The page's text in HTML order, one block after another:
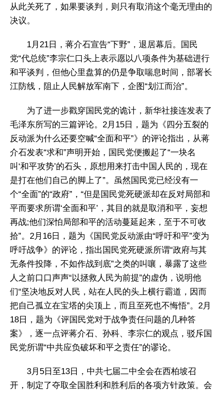
从此关死了，如果要谈判，则只有取消这个毫无理由的
决议。
1月21日，蒋介石宣告“下野”，退居幕后。国民
党“代总统”李宗仁口头上表示愿以八项条件为基础进行
和平谈判，但他心里盘算的仍是争取喘息时间，部署长
江防线，阻止人民解放军南下，企图“划江而治”。
为了进一步戳穿国民党的诡计，新华社接连发表了
毛泽东所写的三篇评论。2月15日，题为《四分五裂的
反动派为什么还要空喊“全面和平”》的评论指出，从蒋
介石发表“求和”声明开始，国民党便搬起了“一块名
叫‘和平攻势’的石头，原想用来打击中国人民的，现在
是打在他们自己的脚上了”。虽然国民党已经没有一
个“全面”的“政府”，“但是国民党死硬派却在反对局部和
平而要求所谓‘全面和平’，其目的就是取消和平，妄想
再战;他们深怕局部和平的活动蔓延起来，至于不可收
拾”。2月16日，题为《国民党反动派由“呼吁和平”变为
呼吁战争》的评论，指出国民党死硬派所谓“政府与其
无条件投降，不如作战到底”之类的叫嚷，暴露了这些
人之前口口声声“以拯救人民为前提”的虚伪，说明他
们“坚决地反对人民，站在人民的头上横行霸道，因而
把自己孤立在宝塔的尖顶上，而且至死也不悔悟”。2月
18日，题为《评国民党对于战争责任问题的几种答
案》，逐一点评蒋介石、孙科、李宗仁的观点，驳斥国
民党所谓“中共应负破坏和平之责任”的谬论。
3月5日至13日，中共七届二中全会在西柏坡召
开，制定了夺取全国胜利和胜利后的各项方针政策。会